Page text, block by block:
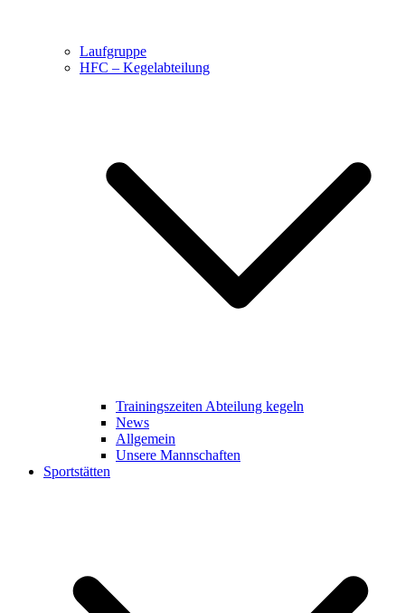
Laufgruppe
HFC – Kegelabteilung
Trainingszeiten Abteilung kegeln
News
Allgemein
Unsere Mannschaften
Sportstätten